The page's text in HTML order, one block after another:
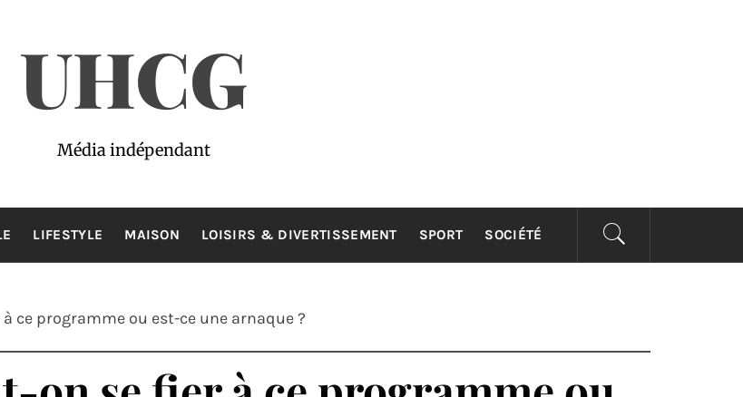
UHCG
Média indépendant
LIFESTYLE MAISON LOISIRS & DIVERTISSEMENT SPORT SOCIÉTÉ
ce programme ou est-ce une arnaque ?